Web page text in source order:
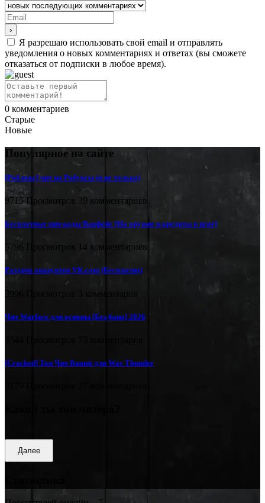
Я разрешаю использовать свой email и отправлять
уведомления о новых комментариях и ответах (вы cможете
отказаться от подписки в любое время).
0 комментариев
Старые
Новые
Популярное на сайте
[Роблокс] чит на Робуксы (и не только)
9715 Просмотров 39 комментариев
Бесплатные пин коды Варфейс [На оружие и кредиты в игре]
5796 Просмотров 14 комментариев
Раздача аккаунтов VK.com (Бесплатно)
3996 Просмотров 3 комментария
Чит Warface для основы [Без бана] 2026
[Cracked] Топ Чит Baunti для War Thunder
Далее